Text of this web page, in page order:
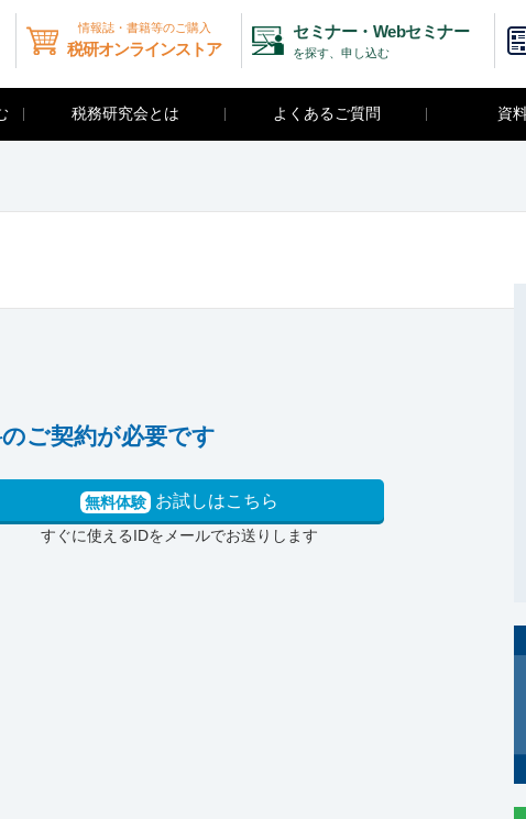
情報誌・書籍等のご購入
税研オンラインストア
セミナー・Webセミナー
を探す、申し込む
税務研究会とは よくあるご質問 資
ご契約が必要です
無料体験 お試しはこちら
すぐに使えるIDをメールでお送りします